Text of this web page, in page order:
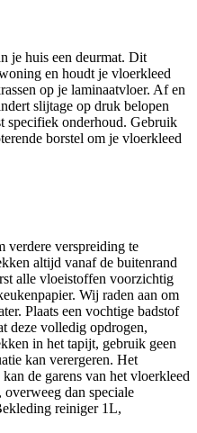
je huis een deurmat. Dit
en houdt je vloerkleed
op je laminaatvloer. Af en
slijtage op druk belopen
specifiek onderhoud. Gebruik
borstel om je vloerkleed
verdere verspreiding te
altijd vanaf de buitenrand
alle vloeistoffen voorzichtig
Wij raden aan om
Plaats een vochtige badstof
deze volledig opdrogen,
in het tapijt, gebruik geen
kan verergeren. Het
de garens van het vloerkleed
dan speciale
reiniger 1L,